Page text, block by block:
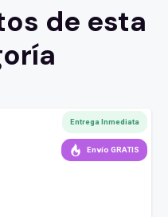
de esta
Entrega Inmediata
Envío GRATIS